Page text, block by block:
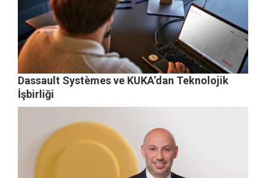
Dassault Systèmes ve KUKA’dan Teknolojik
İşbirliği